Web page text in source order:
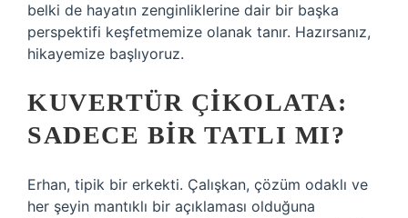
belki de hayatın zenginliklerine dair bir başka
perspektifi keşfetmemize olanak tanır. Hazırsanız,
hikayemize başlıyoruz.
KUVERTÜR ÇIKOLATA:
SADECE BIR TATLI MI?
Erhan, tipik bir erkekti. Çalışkan, çözüm odaklı ve
her şeyin mantıklı bir açıklaması olduğuna